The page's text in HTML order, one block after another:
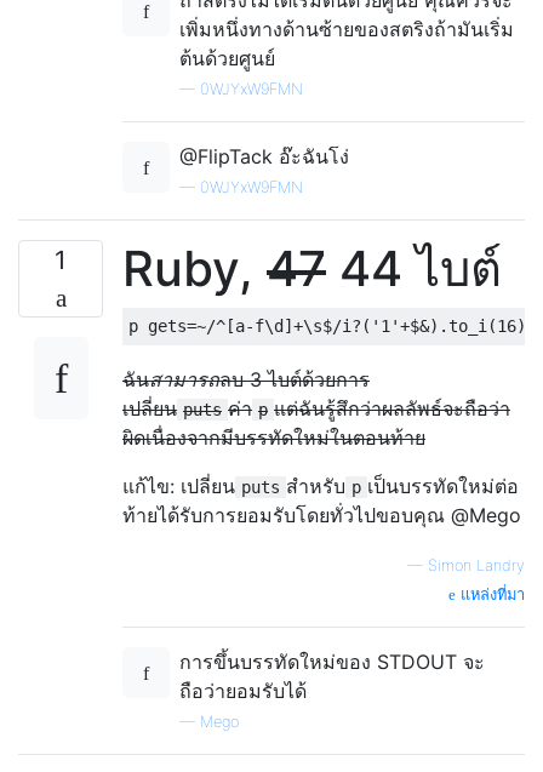
เพิ่มหนึ่งทางด้านซ้ายของสตริงถ้ามันเริ่ม
ต้นด้วยศูนย์
— 0WJYxW9FMN
@FlipTack อ๊ะฉันโง่
— 0WJYxW9FMN
1 Ruby, 47 44 ไบต์
ฉันสามารถลบ 3 ไบต์ด้วยการ
เปลี่ยน puts ค่า p แต่ฉันรู้สึกว่าผลลัพธ์จะถือว่า
ผิดเนื่องจากมีบรรทัดใหม่ในตอนท้าย
แก้ไข: เปลี่ยน puts สำหรับ p เป็นบรรทัดใหม่ต่อ
ท้ายได้รับการยอมรับโดยทั่วไปขอบคุณ @Mego
— Simon Landry
แหล่งที่มา
การขึ้นบรรทัดใหม่ของ STDOUT จะ
ถือว่ายอมรับได้
— Mego